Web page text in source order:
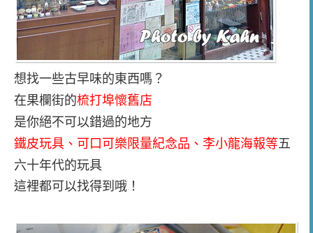
想找一些古早味的東西嗎？
在果欄街的梳打埠懷舊店
是你絕不可以錯過的地方
鐵皮玩具、 可口可樂限量紀念品 、李小龍海報等五
六十年代的玩具
這裡都可以找得到哦！